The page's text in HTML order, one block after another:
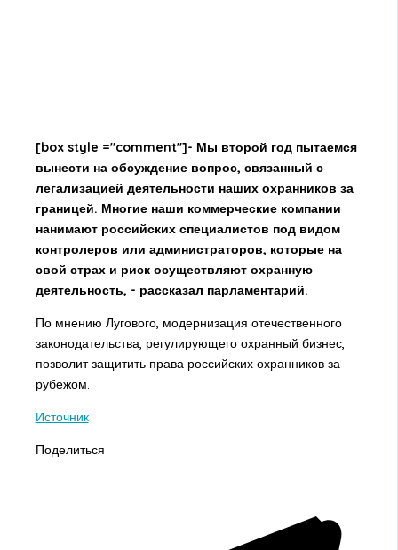
[box style ="comment"]- Мы второй год пытаемся
вынести на обсуждение вопрос, связанный с
легализацией деятельности наших охранников за
границей. Многие наши коммерческие компании
нанимают российских специалистов под видом
контролеров или администраторов, которые на
свой страх и риск осуществляют охранную
деятельность, - рассказал парламентарий.
По мнению Лугового, модернизация отечественного
законодательства, регулирующего охранный бизнес,
позволит защитить права российских охранников за
рубежом.
Источник
Поделиться